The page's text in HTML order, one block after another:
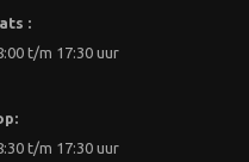
:
t/m 17:30 uur
t/m 17:30 uur